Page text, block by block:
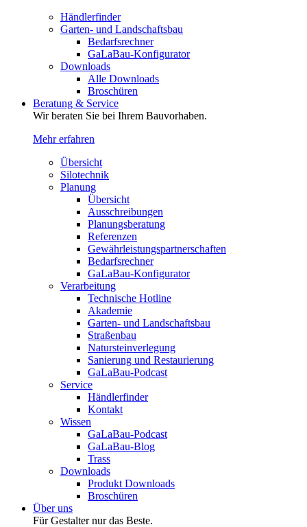
Händlerfinder
Garten- und Landschaftsbau
Bedarfsrechner
GaLaBau-Konfigurator
Downloads
Alle Downloads
Broschüren
Beratung & Service
Wir beraten Sie bei Ihrem Bauvorhaben.
Mehr erfahren
Übersicht
Silotechnik
Planung
Übersicht
Ausschreibungen
Planungsberatung
Referenzen
Gewährleistungspartnerschaften
Bedarfsrechner
GaLaBau-Konfigurator
Verarbeitung
Technische Hotline
Akademie
Garten- und Landschaftsbau
Straßenbau
Natursteinverlegung
Sanierung und Restaurierung
GaLaBau-Podcast
Service
Händlerfinder
Kontakt
Wissen
GaLaBau-Podcast
GaLaBau-Blog
Trass
Downloads
Produkt Downloads
Broschüren
Über uns
Für Gestalter nur das Beste.